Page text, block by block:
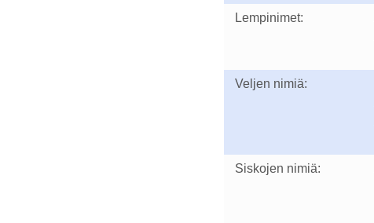
Lempinimet:
Veljen nimiä:
Siskojen nimiä: